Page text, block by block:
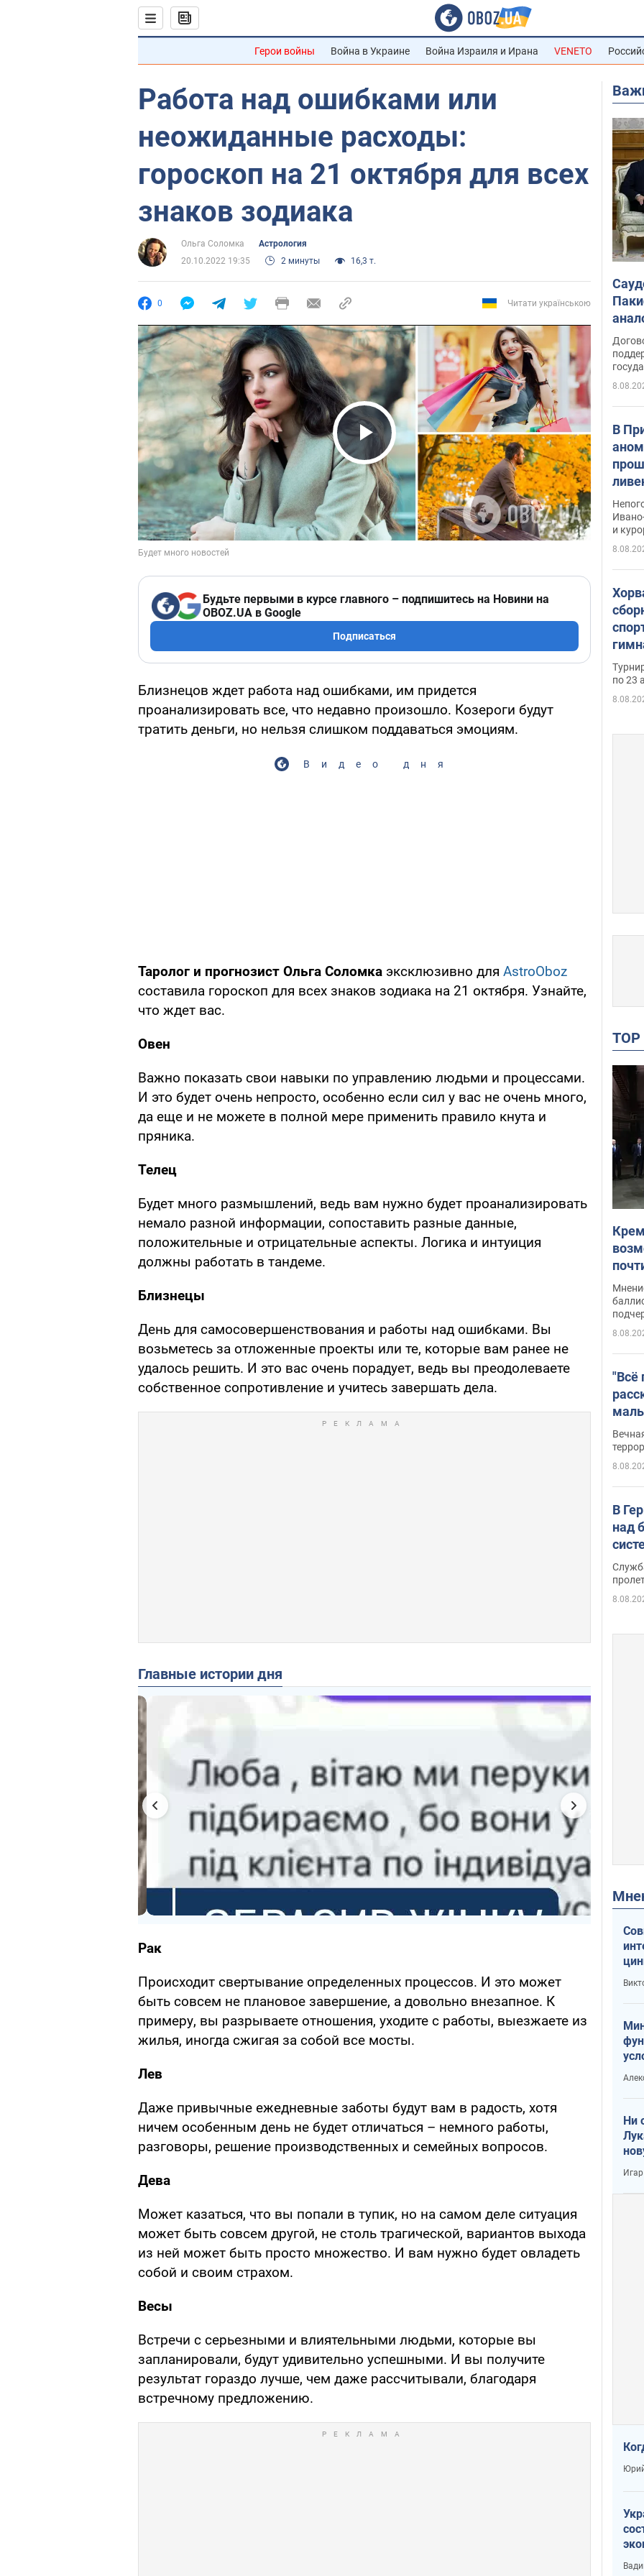
Герои войны Война в Украине Война Израиля и Ирана VENETO
Работа над ошибками или
неожиданные расходы:
гороскоп на 21 октября для всех
знаков зодиака
Ольга Соломка
Астрология
20.10.2022 19:35
2 минуты 16,3 т.
0 Читати українською
Play Video
Будьте первыми в курсе главного – подпишитесь на Новини на
OBOZ.UA в Google
Подписаться
Близнецов ждет работа над ошибками, им придется
проанализировать все, что недавно произошло. Козероги будут
тратить деньги, но нельзя слишком поддаваться эмоциям.
Видео дня
Таролог и прогнозист Ольга Соломка эксклюзивно для AstroOboz
составила гороскоп для всех знаков зодиака на 21 октября. Узнайте,
что ждет вас.
Овен
Важно показать свои навыки по управлению людьми и процессами.
И это будет очень непросто, особенно если сил у вас не очень много,
да еще и не можете в полной мере применить правило кнута и
пряника.
Телец
Будет много размышлений, ведь вам нужно будет проанализировать
немало разной информации, сопоставить разные данные,
положительные и отрицательные аспекты. Логика и интуиция
должны работать в тандеме.
Близнецы
День для самосовершенствования и работы над ошибками. Вы
возьметесь за отложенные проекты или те, которые вам ранее не
удалось решить. И это вас очень порадует, ведь вы преодолеваете
собственное сопротивление и учитесь завершать дела.
Главные истории дня
Рак
Происходит свертывание определенных процессов. И это может
быть совсем не плановое завершение, а довольно внезапное. К
примеру, вы разрываете отношения, уходите с работы, выезжаете из
жилья, иногда сжигая за собой все мосты.
Лев
Даже привычные ежедневные заботы будут вам в радость, хотя
ничем особенным день не будет отличаться – немного работы,
разговоры, решение производственных и семейных вопросов.
Дева
Может казаться, что вы попали в тупик, но на самом деле ситуация
может быть совсем другой, не столь трагической, вариантов выхода
из ней может быть просто множество. И вам нужно будет овладеть
собой и своим страхом.
Весы
Встречи с серьезными и влиятельными людьми, которые вы
запланировали, будут удивительно успешными. И вы получите
результат гораздо лучше, чем даже рассчитывали, благодаря
встречному предложению.
В
и
на
по 23
"Всё
В
над
Ни